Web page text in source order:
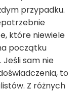
przypadku.
które niewiele
początku
sam nie
to
Z różnych